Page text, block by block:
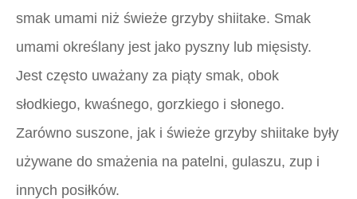
smak umami niż świeże grzyby shiitake. Smak
umami określany jest jako pyszny lub mięsisty.
Jest często uważany za piąty smak, obok
słodkiego, kwaśnego, gorzkiego i słonego.
Zarówno suszone, jak i świeże grzyby shiitake były
używane do smażenia na patelni, gulaszu, zup i
innych posiłków.